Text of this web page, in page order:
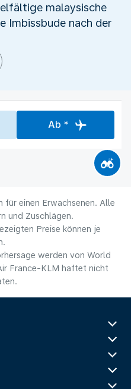
malaysische
Imbissbude nach der
Ab *
für einen Erwachsenen. Alle
und Zuschlägen.
Preise können je
werden von World
France-KLM haftet nicht